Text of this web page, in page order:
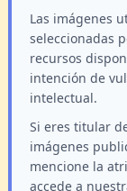
Las imágenes
seleccionadas
recursos
intención de
intelectual.
Si eres titular
imágenes
mencione la
accede a